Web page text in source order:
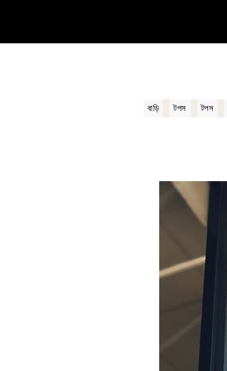
বাড়ি টপস টপস